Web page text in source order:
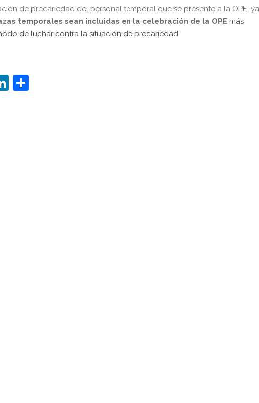
de precariedad del personal temporal que se presente a la OPE, ya
temporales sean incluidas en la celebración de la OPE más
de luchar contra la situación de precariedad.
LinkedIn